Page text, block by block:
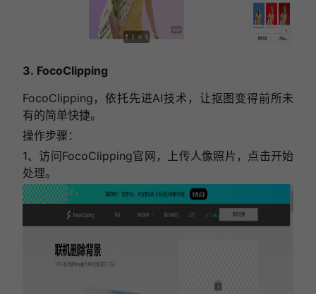
3. FocoClipping
FocoClipping，依托先进AI技术，让抠图变得前所未
有的简单快捷。
操作步骤：
1、访问FocoClipping官网，上传人像照片，点击开始
处理。